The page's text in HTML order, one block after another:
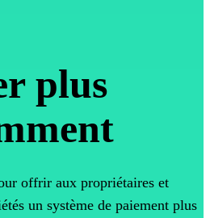
plus
offrir aux propriétaires et
un système de paiement plus